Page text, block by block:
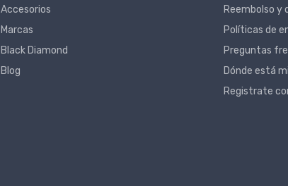
Accesorios
Marcas
Black Diamond
Blog
Reembolso y
Políticas de
Preguntas
Dónde está
Registrate